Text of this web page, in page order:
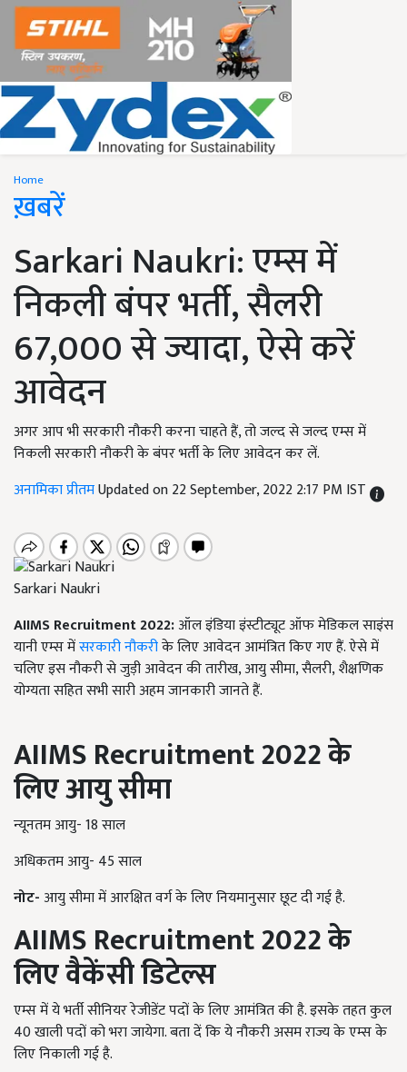
Home
ख़बरें
Sarkari Naukri: एम्स में
निकली बंपर भर्ती, सैलरी
67,000 से ज्यादा, ऐसे करें
आवेदन
अगर आप भी सरकारी नौकरी करना चाहते हैं, तो जल्द से जल्द एम्स में
निकली सरकारी नौकरी के बंपर भर्ती के लिए आवेदन कर लें.
अनामिका प्रीतमUpdated on 22 September, 2022 2:17 PM IST
Sarkari Naukri
AIIMS Recruitment 2022:ऑल इंडिया इंस्टीट्यूट ऑफ मेडिकल साइंस
यानी एम्स मेंसरकारी नौकरीके लिए आवेदन आमंत्रित किए गए हैं. ऐसे में
चलिए इस नौकरी से जुड़ी आवेदन की तारीख, आयु सीमा, सैलरी, शैक्षणिक
योग्यता सहित सभी सारी अहम जानकारी जानते हैं.
AIIMS Recruitment 2022के
लिए आयु सीमा
न्यूनतम आयु- 18 साल
अधिकतम आयु- 45 साल
नोट- आयु सीमा में आरक्षित वर्ग के लिए नियमानुसार छूट दी गई है.
AIIMS Recruitment 2022के
लिए वैकेंसी डिटेल्स
एम्स में ये भर्ती सीनियर रेजीडेंट पदों के लिए आमंत्रित की है. इसके तहत कुल
40 खाली पदों को भरा जायेगा. बता दें कि ये नौकरी असम राज्य के एम्स के
लिए निकाली गई है.